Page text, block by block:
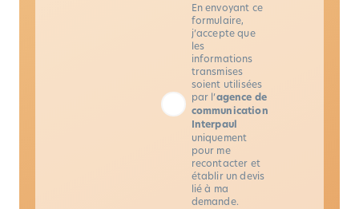
En envoyant ce
formulaire,
j’accepte que
les
informations
transmises
soient utilisées
par l’agence de
communication
Interpaul
uniquement
pour me
recontacter et
établir un devis
lié à ma
demande.